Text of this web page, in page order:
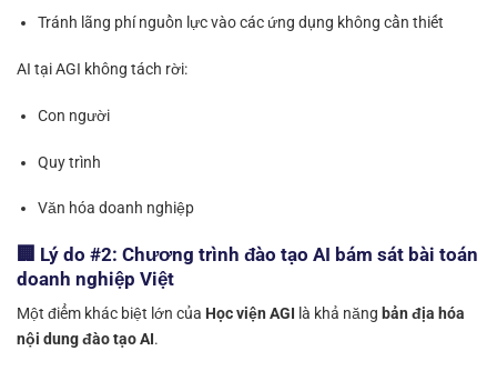
Tránh lãng phí nguồn lực vào các ứng dụng không cần thiết
AI tại AGI không tách rời:
Con người
Quy trình
Văn hóa doanh nghiệp
🏢 Lý do #2: Chương trình đào tạo AI bám sát bài toán
doanh nghiệp Việt
Một điểm khác biệt lớn của Học viện AGI là khả năng bản địa hóa
nội dung đào tạo AI.